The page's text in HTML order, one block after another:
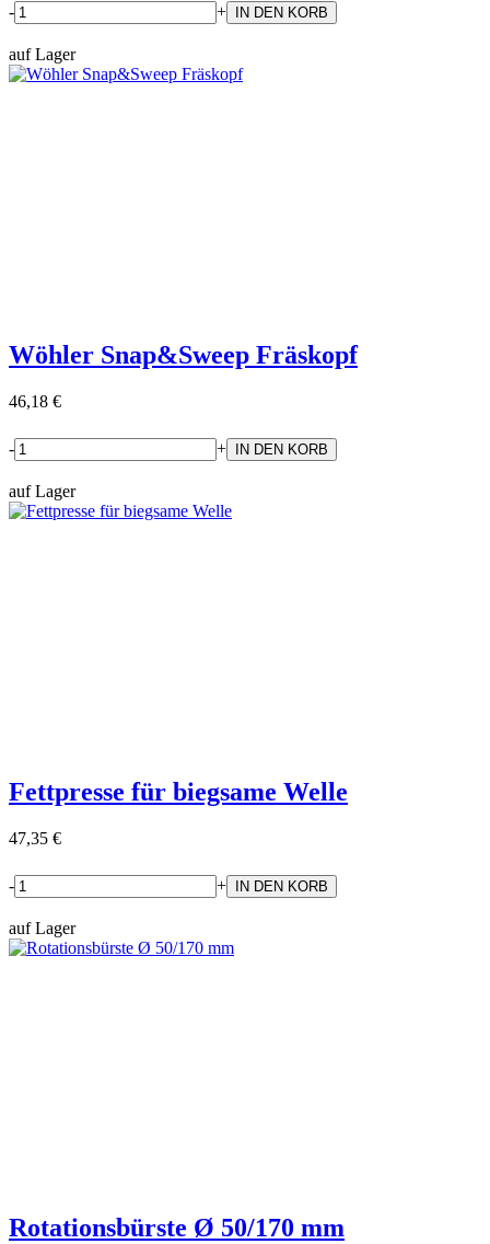
- +
auf Lager
Wöhler Snap&Sweep Fräskopf
46,18 €
- +
auf Lager
Fettpresse für biegsame Welle
47,35 €
- +
auf Lager
Rotationsbürste Ø 50/170 mm